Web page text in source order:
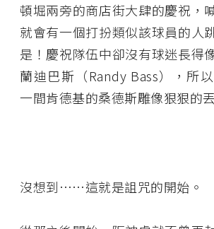
頓堀兩旁的商店街大肆的慶祝，
就會有一個打扮類似該球員的人
是！慶祝隊伍中卻沒有球迷長得
蘭迪巴斯（Randy Bass），所
一間肯德基的桑德斯雕像狠狠的
沒想到……這就是詛咒的開始。